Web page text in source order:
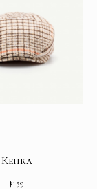
Кепка
$159